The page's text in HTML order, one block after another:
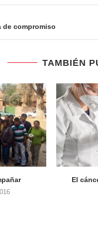
de compromiso
TAMBIÉN
de calidad
29 octubre, 2023